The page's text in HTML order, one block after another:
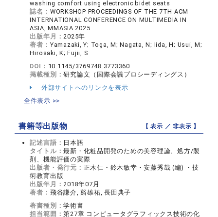
washing comfort using electronic bidet seats
誌名： WORKSHOP PROCEEDINGS OF THE 7TH ACM
INTERNATIONAL CONFERENCE ON MULTIMEDIA IN
ASIA, MMASIA 2025
出版年月：2025年
著者： Yamazaki, Y; Toga, M; Nagata, N; Iida, H; Usui, M;
Hirosaki, K; Fujii, S
DOI： 10.1145/3769748.3773360
掲載種別：研究論文（国際会議プロシーディングス）
外部サイトへのリンクを表示
全件表示 >>
書籍等出版物 【 表示 ／非表示 】
記述言語： 日本語
タイトル：最新・化粧品開発のための美容理論、処方/製
剤、機能評価の実際
出版者・発行元： 正木仁・鈴木敏幸・安藤秀哉 (編) ・技
術教育出版
出版年月：2018年07月
著者： 飛谷謙介, 谿雄祐, 長田典子
著書種別：学術書
担当範囲：第27章 コンピュータグラフィックス技術の化